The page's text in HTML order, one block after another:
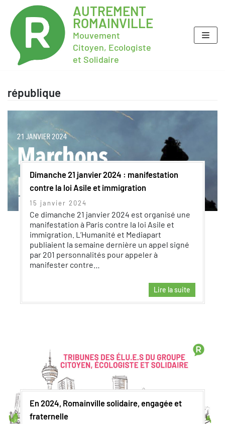
AUTREMENT
ROMAINVILLE
Mouvement
Citoyen, Ecologiste
et Solidaire
république
Dimanche 21 janvier 2024 : manifestation
contre la loi Asile et immigration
15 janvier 2024
Ce dimanche 21 janvier 2024 est organisé une
manifestation à Paris contre la loi Asile et
immigration. L’Humanité et Mediapart
publiaient la semaine dernière un appel signé
par 201 personnalités pour appeler à
manifester contre…
Lire la suite
En 2024, Romainville solidaire, engagée et
fraternelle